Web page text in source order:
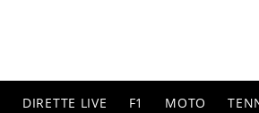
DIRETTE LIVE F1 MOTO